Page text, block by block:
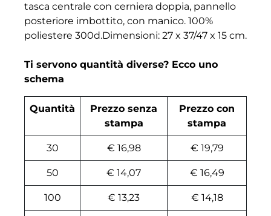
tasca centrale con cerniera doppia, pannello
posteriore imbottito, con manico. 100%
poliestere 300d.Dimensioni: 27 x 37/47 x 15 cm.
Ti servono quantità diverse? Ecco uno
schema
Quantità
Prezzo senza
stampa
Prezzo con
stampa
30 € 16,98 € 19,79
50 € 14,07 € 16,49
100 € 13,23 € 14,18